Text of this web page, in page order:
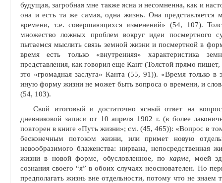
будущая, загробная мне также ясна и несомненна, как и
она и есть та же самая, одна жизнь. Она пред­ставляется
времени, т.е. совер­шающихся изменений» (54, 107).
множество ложных проблем вокруг идеи посмертного
пытаемся мыслить связь земной жизни и по­смертной в
время есть толь­ко «внутренняя» характеристика
представления, как говорил еще Кант (Толстой прямо
это «громадная заслуга» Канта (55, 91)). «Вре­мя только
иную форму жизни не может быть вопроса о времени, и
(54, 103).
Свой итоговый и достаточно ясный ответ на
дневниковой записи от 10 апреля 1902 г. (в более
повторен в книге «Путь жизни»; см. (45, 465)): «Вопрос в
бесконечным потоком жизни, или примет новую
невообразимого блаженства: нирвана,
жизни в новой форме, обусловленное, по карме, моей
сознания своего “я” в обоих случаях неоснователен. Но
предполагать жизнь вне отдельности, по­тому что не знаем